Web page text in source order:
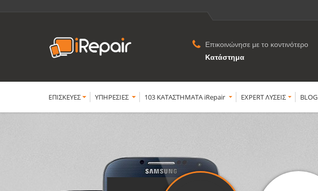
Επικοινώνησε με το κοντινότερο
Κατάστημα
ΕΠΙΣΚΕΥΕΣ YΠΗΡΕΣΙΕΣ 103 ΚΑΤΑΣΤΗΜΑΤΑ iRepair EXPERT ΛΥΣΕΙΣ BLOG